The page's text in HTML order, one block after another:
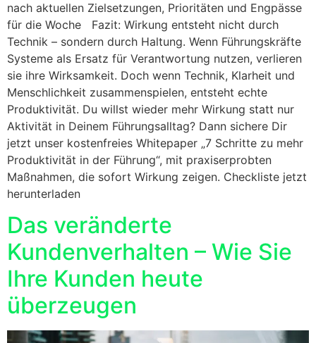
nach aktuellen Zielsetzungen, Prioritäten und Engpässe
für die Woche Fazit: Wirkung entsteht nicht durch
Technik – sondern durch Haltung. Wenn Führungskräfte
Systeme als Ersatz für Verantwortung nutzen, verlieren
sie ihre Wirksamkeit. Doch wenn Technik, Klarheit und
Menschlichkeit zusammenspielen, entsteht echte
Produktivität. Du willst wieder mehr Wirkung statt nur
Aktivität in Deinem Führungsalltag? Dann sichere Dir
jetzt unser kostenfreies Whitepaper „7 Schritte zu mehr
Produktivität in der Führung“, mit praxiserprobten
Maßnahmen, die sofort Wirkung zeigen. Checkliste jetzt
herunterladen
Das veränderte
Kundenverhalten – Wie Sie
Ihre Kunden heute
überzeugen